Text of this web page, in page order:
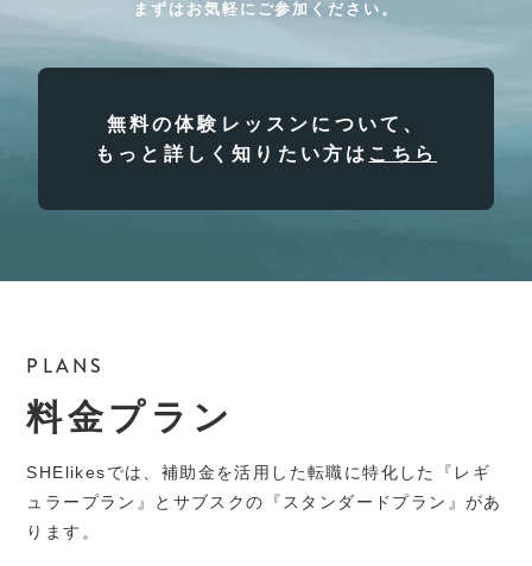
まずはお気軽にご参加ください。
無料の体験レッスンについて、
もっと詳しく知りたい方は こちら
PLANS
料金プラン
SHElikesでは、補助金を活用した転職に特化した『レギ
ュラープラン』とサブスクの『スタンダードプラン』があ
ります。